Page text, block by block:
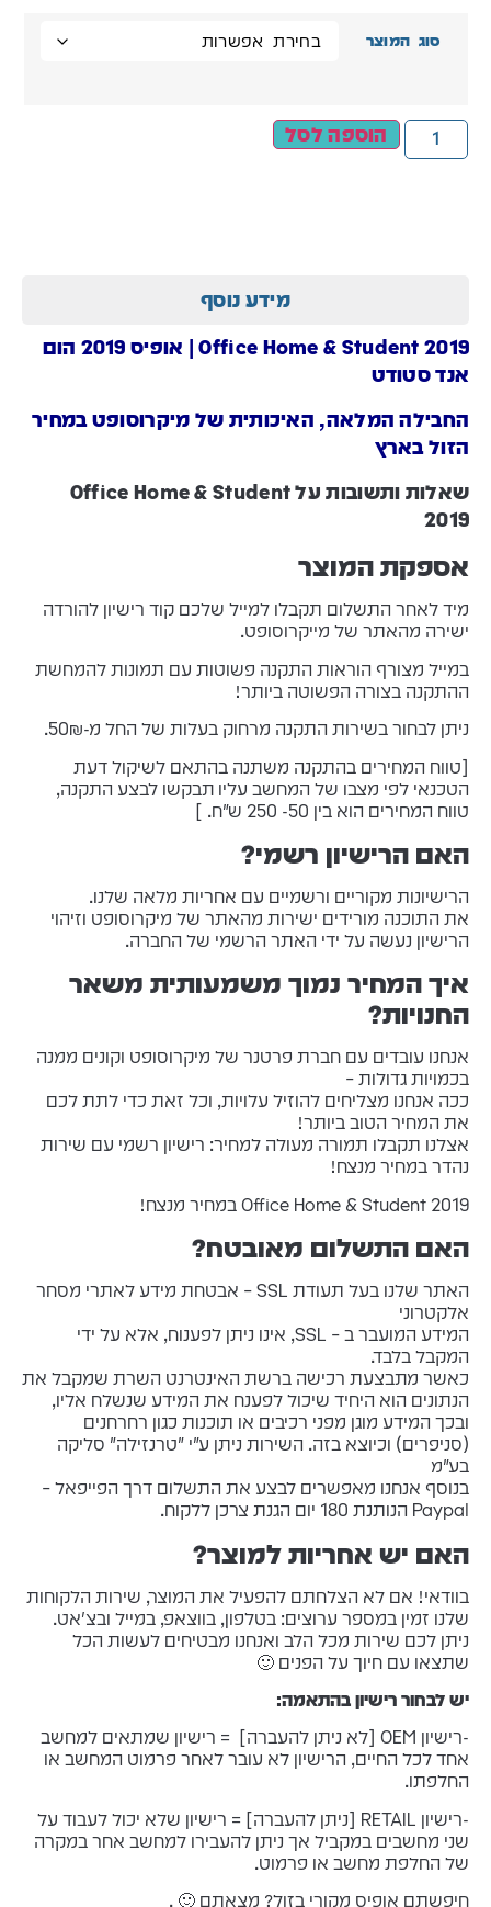
סוג המוצר
הוספה לסל
מידע נוסף
Office Home & Student 2019 | אופיס 2019 הום
אנד סטודט
החבילה המלאה, האיכותית של מיקרוסופט במחיר
הזול בארץ
שאלות ותשובות על Office Home & Student
2019
אספקת המוצר
מיד לאחר התשלום תקבלו למייל שלכם קוד רישיון להורדה
ישירה מהאתר של מייקרוסופט.
במייל מצורף הוראות התקנה פשוטות עם תמונות להמחשת
ההתקנה בצורה הפשוטה ביותר!
ניתן לבחור בשירות התקנה מרחוק בעלות של החל מ-50₪.
[טווח המחירים בהתקנה משתנה בהתאם לשיקול דעת
הטכנאי לפי מצבו של המחשב עליו תבקשו לבצע התקנה,
טווח המחירים הוא בין 50- 250 ש"ח. ]
האם הרישיון רשמי?
הרישיונות מקוריים ורשמיים עם אחריות מלאה שלנו.
את התוכנה מורידים ישירות מהאתר של מיקרוסופט וזיהוי
הרישיון נעשה על ידי האתר הרשמי של החברה.
איך המחיר נמוך משמעותית משאר
החנויות?
אנחנו עובדים עם חברת פרטנר של מיקרוסופט וקונים ממנה
בכמויות גדולות –
ככה אנחנו מצליחים להוזיל עלויות, וכל זאת כדי לתת לכם
את המחיר הטוב ביותר!
אצלנו תקבלו תמורה מעולה למחיר: רישיון רשמי עם שירות
נהדר במחיר מנצח!
Office Home & Student 2019 במחיר מנצח!
האם התשלום מאובטח?
האתר שלנו בעל תעודת SSL – אבטחת מידע לאתרי מסחר
אלקטרוני
המידע המועבר ב – SSL, אינו ניתן לפענוח, אלא על ידי
המקבל בלבד.
כאשר מתבצעת רכישה ברשת האינטרנט השרת שמקבל את
הנתונים הוא היחיד שיכול לפענח את המידע שנשלח אליו,
ובכך המידע מוגן מפני רכיבים או תוכנות כגון רחרחנים
(סניפרים) וכיוצא בזה. השירות ניתן ע"י "טרנזילה" סליקה
בע"מ
בנוסף אנחנו מאפשרים לבצע את התשלום דרך הפייפאל –
Paypal הנותנת 180 יום הגנת צרכן ללקוח.
האם יש אחריות למוצר?
בוודאי! אם לא הצלחתם להפעיל את המוצר, שירות הלקוחות
שלנו זמין במספר ערוצים: בטלפון, בווצאפ, במייל ובצ'אט.
ניתן לכם שירות מכל הלב ואנחנו מבטיחים לעשות הכל
שתצאו עם חיוך על הפנים 🙂
יש לבחור רישיון בהתאמה:
-רישיון OEM [לא ניתן להעברה] = רישיון שמתאים למחשב
אחד לכל החיים, הרישיון לא עובר לאחר פרמוט המחשב או
החלפתו.
-רישיון RETAIL [ניתן להעברה] = רישיון שלא יכול לעבוד על
שני מחשבים במקביל אך ניתן להעבירו למחשב אחר במקרה
של החלפת מחשב או פרמוט.
חיפשתם אופיס מקורי בזול? מצאתם 🙂 .